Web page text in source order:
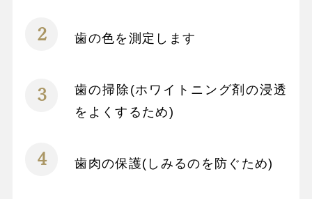
歯の色を測定します
歯の掃除(ホワイトニング剤の浸透
をよくするため)
歯肉の保護(しみるのを防ぐため)